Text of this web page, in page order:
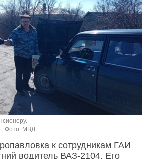
Фото: МВД.
к сотрудникам ГАИ
водитель ВАЗ-2104. Его